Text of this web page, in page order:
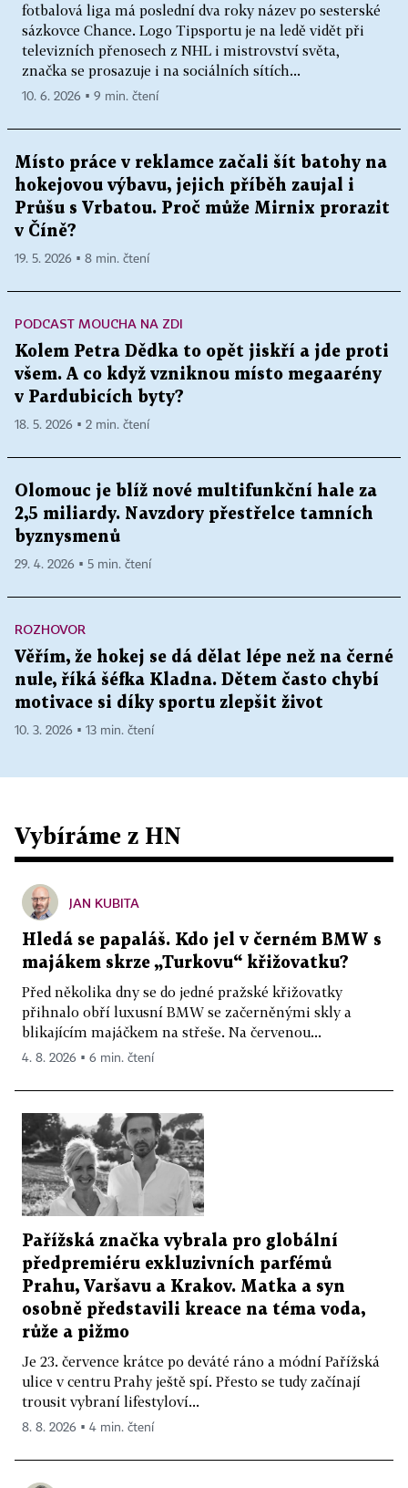
fotbalová liga má poslední dva roky název po sesterské
sázkovce Chance. Logo Tipsportu je na ledě vidět při
televizních přenosech z NHL i mistrovství světa,
značka se prosazuje i na sociálních sítích...
10. 6. 2026 ▪ 9 min. čtení
Místo práce v reklamce začali šít batohy na
hokejovou výbavu, jejich příběh zaujal i
Průšu s Vrbatou. Proč může Mirnix prorazit
v Číně?
19. 5. 2026 ▪ 8 min. čtení
PODCAST MOUCHA NA ZDI
Kolem Petra Dědka to opět jiskří a jde proti
všem. A co když vzniknou místo megaarény
v Pardubicích byty?
18. 5. 2026 ▪ 2 min. čtení
Olomouc je blíž nové multifunkční hale za
2,5 miliardy. Navzdory přestřelce tamních
byznysmenů
29. 4. 2026 ▪ 5 min. čtení
ROZHOVOR
Věřím, že hokej se dá dělat lépe než na černé
nule, říká šéfka Kladna. Dětem často chybí
motivace si díky sportu zlepšit život
10. 3. 2026 ▪ 13 min. čtení
Vybíráme z HN
JAN KUBITA
Hledá se papaláš. Kdo jel v černém BMW s
majákem skrze „Turkovu“ křižovatku?
Před několika dny se do jedné pražské křižovatky
přihnalo obří luxusní BMW se začerněnými skly a
blikajícím majáčkem na střeše. Na červenou...
4. 8. 2026 ▪ 6 min. čtení
Pařížská značka vybrala pro globální
předpremiéru exkluzivních parfémů
Prahu, Varšavu a Krakov. Matka a syn
osobně představili kreace na téma voda,
růže a pižmo
Je 23. července krátce po deváté ráno a módní Pařížská
ulice v centru Prahy ještě spí. Přesto se tudy začínají
trousit vybraní lifestyloví...
8. 8. 2026 ▪ 4 min. čtení